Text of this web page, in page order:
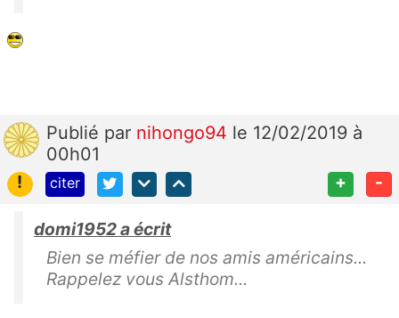
Publié par nihongo94 le 12/02/2019 à
00h01
!
citer + -
domi1952 a écrit
Bien se méfier de nos amis américains...
Rappelez vous Alsthom...